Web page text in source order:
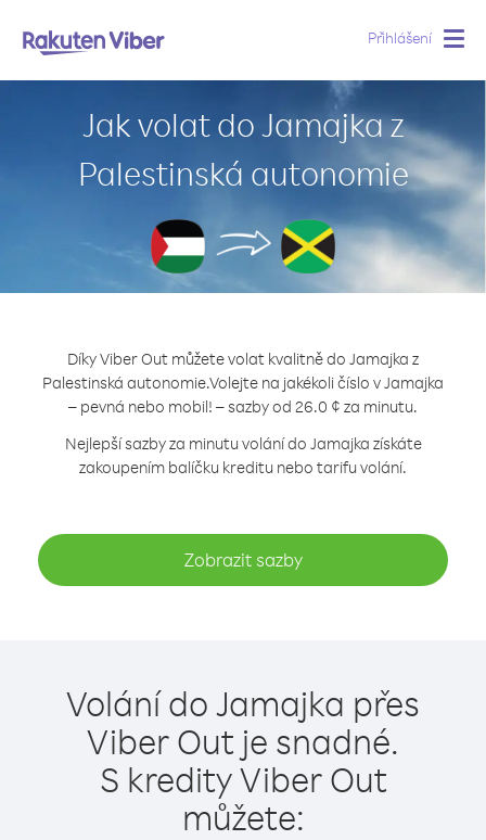
Přihlášení
Jak volat do Jamajka z
Palestinská autonomie
Díky Viber Out můžete volat kvalitně do Jamajka z
Palestinská autonomie.Volejte na jakékoli číslo v Jamajka
– pevná nebo mobil! – sazby od 26.0 ¢ za minutu.
Nejlepší sazby za minutu volání do Jamajka získáte
zakoupením balíčku kreditu nebo tarifu volání.
Zobrazit sazby
Volání do Jamajka přes
Viber Out je snadné.
S kredity Viber Out
můžete: